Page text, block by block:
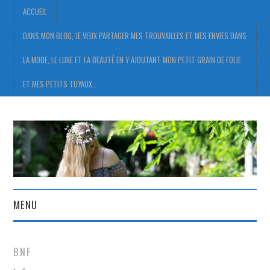
ACCUEIL
DANS MON BLOG, JE VEUX PARTAGER MES TROUVAILLES ET MES ENVIES DANS
LA MODE, LE LUXE ET LA BEAUTÉ EN Y AJOUTANT MON PETIT GRAIN DE FOLIE
ET MES PETITS TUYAUX…
MENU
BNF